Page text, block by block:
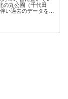
の丸公園（千代田
い過去のデータをも